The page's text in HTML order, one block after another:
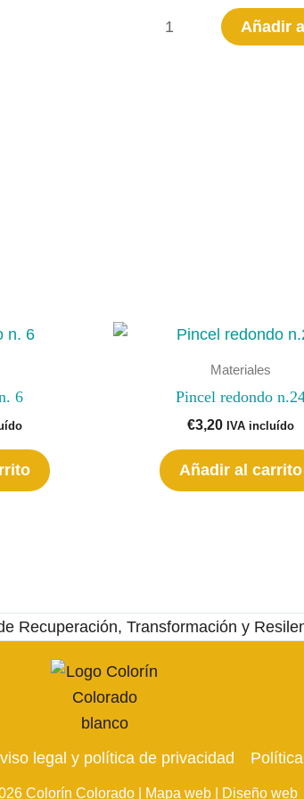
Lámina
Añadir
6
Materiales
Pincel redondo
€3,20 IVA incluído
Añadir al carrito
legal y política de privacidad
Colorín Colorado | Mapa web | Diseño web